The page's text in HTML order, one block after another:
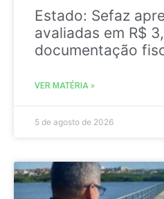
Estado: Sefaz
avaliadas em R$
documentação
VER MATÉRIA »
5 de agosto de 2026